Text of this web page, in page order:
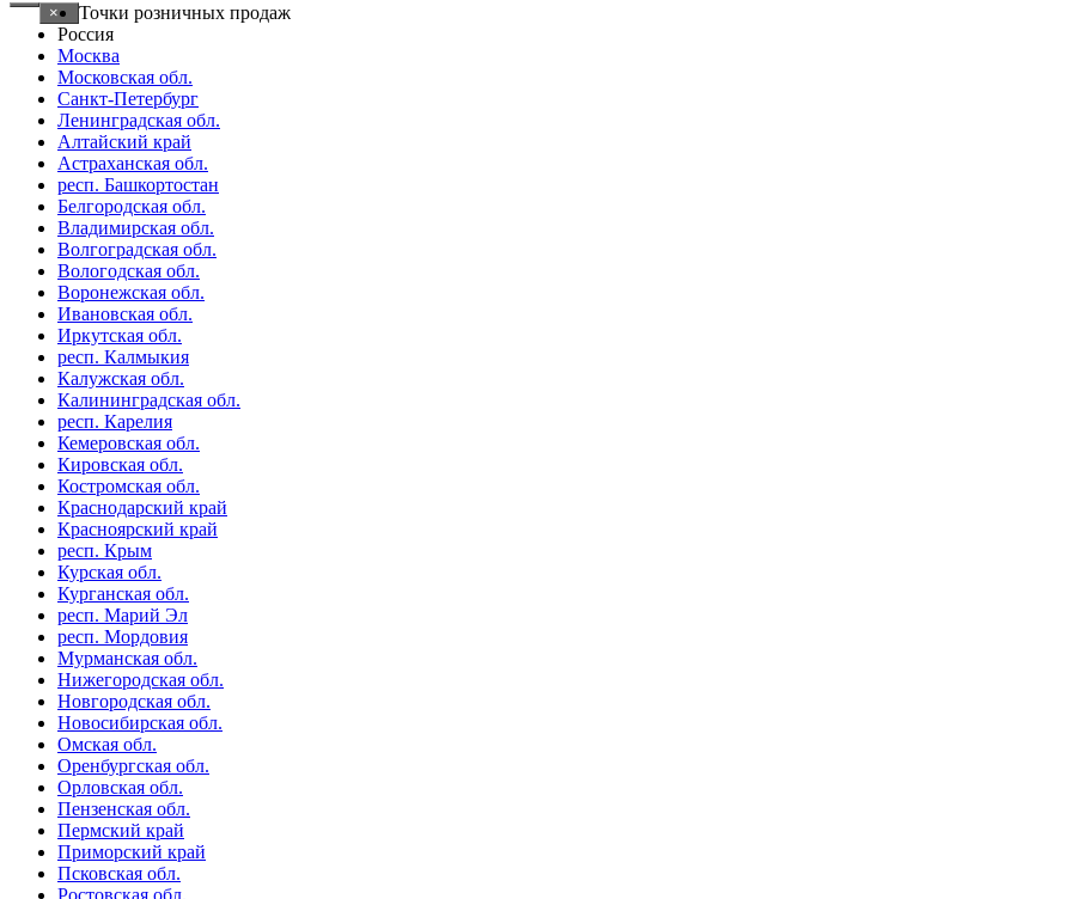
×
Точки розничных продаж
Россия
Москва
Московская обл.
Санкт-Петербург
Ленинградская обл.
Алтайский край
Астраханская обл.
респ. Башкортостан
Белгородская обл.
Владимирская обл.
Волгоградская обл.
Вологодская обл.
Воронежская обл.
Ивановская обл.
Иркутская обл.
респ. Калмыкия
Калужская обл.
Калининградская обл.
респ. Карелия
Кемеровская обл.
Кировская обл.
Костромская обл.
Краснодарский край
Красноярский край
респ. Крым
Курская обл.
Курганская обл.
респ. Марий Эл
респ. Мордовия
Мурманская обл.
Нижегородская обл.
Новгородская обл.
Новосибирская обл.
Омская обл.
Оренбургская обл.
Орловская обл.
Пензенская обл.
Пермский край
Приморский край
Псковская обл.
Ростовская обл.